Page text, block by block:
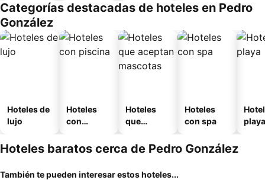
o
Categorías destacadas de hoteles en Pedro
González
Hoteles de
lujo
Hoteles
con
Hoteles
que
mascotas
Hoteles
con spa
playa
Hoteles baratos cerca de Pedro González
También te pueden interesar estos hoteles...